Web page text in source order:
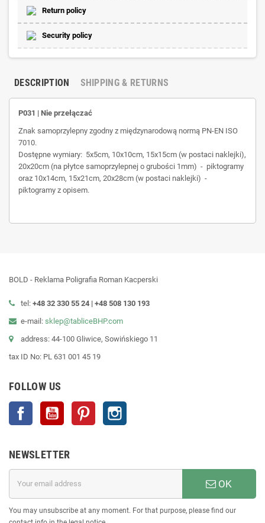
Return policy
Security policy
DESCRIPTION SHIPPING & RETURNS
P031 | Nie przełączać
Znak samoprzylepny zgodny z międzynarodową normą PN-EN ISO
7010.
Dostępne wymiary: 5x5cm, 10x10cm, 15x15cm (w postaci naklejki),
20x20cm (na płytce samoprzylepnej o grubości 1mm) - piktogramy
oraz 10x14cm, 15x21cm, 20x28cm (w postaci naklejki) -
piktogramy z opisem.
BOLD - Reklama Poligrafia Roman Kacperski
tel: +48 32 330 55 24 | +48 508 130 193
e-mail: sklep@tabliceBHP.com
address: 44-100 Gliwice, Sowińskiego 11
tax ID No: PL 631 001 45 19
FOLLOW US
Facebook YouTube Pinterest
NEWSLETTER
OK
You may unsubscribe at any moment. For that purpose, please find our